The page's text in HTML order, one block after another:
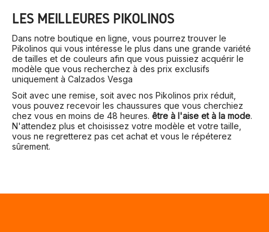
LES MEILLEURES PIKOLINOS
Dans notre boutique en ligne, vous pourrez trouver le
Pikolinos qui vous intéresse le plus dans une grande variété
de tailles et de couleurs afin que vous puissiez acquérir le
modèle que vous recherchez à des prix exclusifs
uniquement à Calzados Vesga
Soit avec une remise, soit avec nos Pikolinos prix réduit,
vous pouvez recevoir les chaussures que vous cherchiez
chez vous en moins de 48 heures. être à l'aise et à la mode.
N'attendez plus et choisissez votre modèle et votre taille,
vous ne regretterez pas cet achat et vous le répéterez
sûrement.